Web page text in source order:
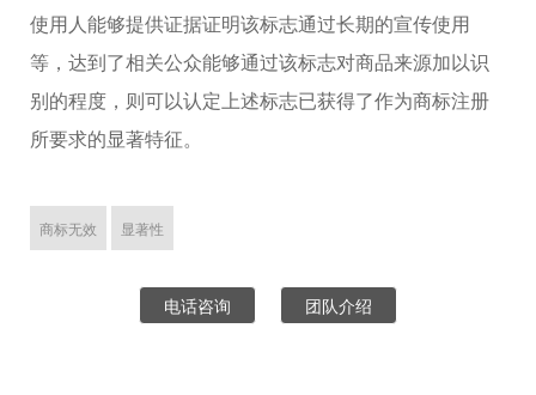
使用人能够提供证据证明该标志通过长期的宣传使用
等，达到了相关公众能够通过该标志对商品来源加以识
别的程度，则可以认定上述标志已获得了作为商标注册
所要求的显著特征。
商标无效 显著性
电话咨询 团队介绍